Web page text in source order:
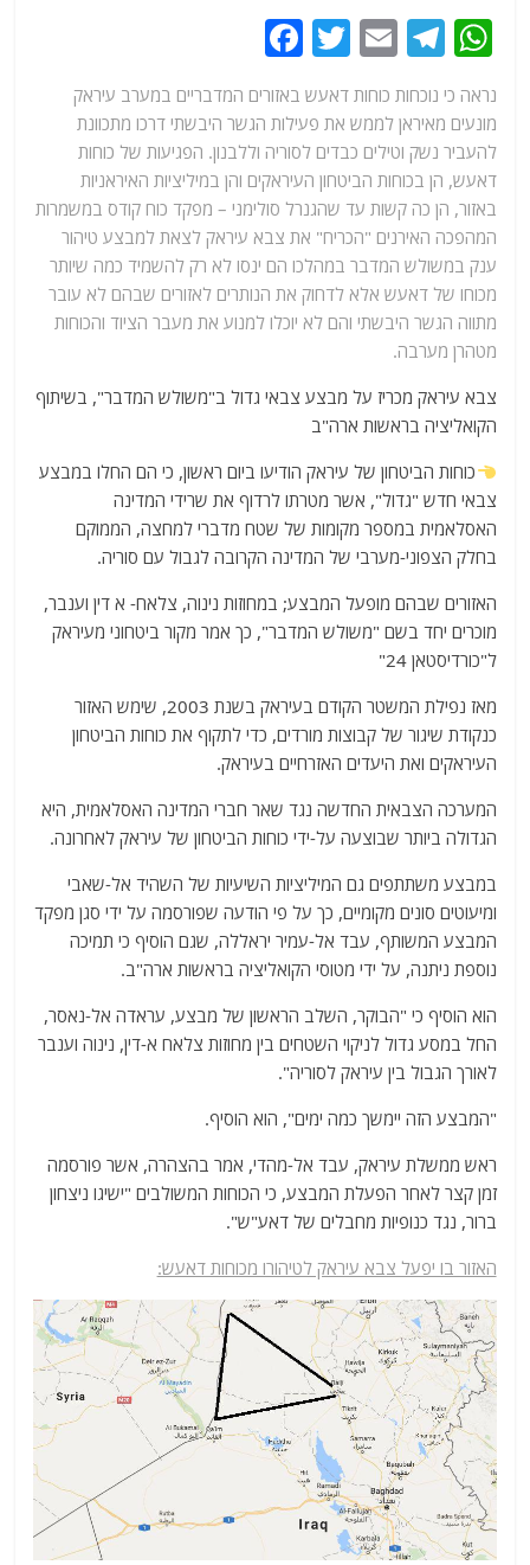
W
at
s
A
p
p
T
e
g
ra
m
E
ai
l
T
itt
er
c
e
b
o
o
k
נראה כי נוכחות כוחות דאעש באזורים המדבריים במערב עיראק
מונעים מאיראן לממש את פעילות הגשר היבשתי דרכו מתכוונת
להעביר נשק וטילים כבדים לסוריה וללבנון. הפגיעות של כוחות
דאעש, הן בכוחות הביטחון העיראקים והן במיליציות האיראניות
באזור, הן כה קשות עד שהגנרל סולימני – מפקד כוח קודס במשמרות
המהפכה האירנים "הכריח" את צבא עיראק לצאת למבצע טיהור
ענק במשולש המדבר במהלכו הם ינסו לא רק להשמיד כמה שיותר
מכוחו של דאעש אלא לדחוק את הנותרים לאזורים שבהם לא עובר
מתווה הגשר היבשתי והם לא יוכלו למנוע את מעבר הציוד והכוחות
מטהרן מערבה.
צבא עיראק מכריז על מבצע צבאי גדול ב"משולש המדבר", בשיתוף
הקואליציה בראשות ארה"ב
כוחות הביטחון של עיראק הודיעו ביום ראשון, כי הם החלו במבצע
צבאי חדש "גדול", אשר מטרתו לרדוף את שרידי המדינה
האסלאמית במספר מקומות של שטח מדברי למחצה, הממוקם
בחלק הצפוני-מערבי של המדינה הקרובה לגבול עם סוריה.
האזורים שבהם מופעל המבצע; במחוזות נינוה, צלאח- א דין וענבר,
מוכרים יחד בשם "משולש המדבר", כך אמר מקור ביטחוני מעיראק
ל"כורדיסטאן 24"
מאז נפילת המשטר הקודם בעיראק בשנת 2003, שימש האזור
כנקודת שיגור של קבוצות מורדים, כדי לתקוף את כוחות הביטחון
העיראקים ואת היעדים האזרחיים בעיראק.
המערכה הצבאית החדשה נגד שאר חברי המדינה האסלאמית, היא
הגדולה ביותר שבוצעה על-ידי כוחות הביטחון של עיראק לאחרונה.
במבצע משתתפים גם המיליציות השיעיות של השהיד אל-שאבי
ומיעוטים סונים מקומיים, כך על פי הודעה שפורסמה על ידי סגן מפקד
המבצע המשותף, עבד אל-עמיר יראללה, שגם הוסיף כי תמיכה
נוספת ניתנה, על ידי מטוסי הקואליציה בראשות ארה"ב.
הוא הוסיף כי "הבוקר, השלב הראשון של מבצע, עראדה אל-נאסר,
החל במסע גדול לניקוי השטחים בין מחוזות צלאח א-דין, נינוה וענבר
לאורך הגבול בין עיראק לסוריה".
"המבצע הזה יימשך כמה ימים", הוא הוסיף.
ראש ממשלת עיראק, עבד אל-מהדי, אמר בהצהרה, אשר פורסמה
זמן קצר לאחר הפעלת המבצע, כי הכוחות המשולבים "ישיגו ניצחון
ברור, נגד כנופיות מחבלים של דאע"ש".
האזור בו יפעל צבא עיראק לטיהורו מכוחות דאעש: